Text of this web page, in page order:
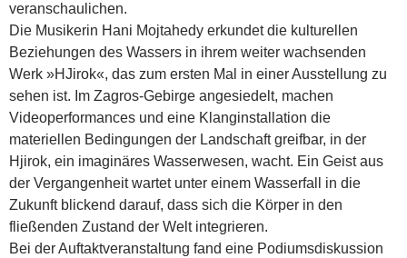
veranschaulichen.
Die Musikerin Hani Mojtahedy erkundet die kulturellen
Beziehungen des Wassers in ihrem weiter wachsenden
Werk »HJirok«, das zum ersten Mal in einer Ausstellung zu
sehen ist. Im Zagros-Gebirge angesiedelt, machen
Videoperformances und eine Klanginstallation die
materiellen Bedingungen der Landschaft greifbar, in der
Hjirok, ein imaginäres Wasserwesen, wacht. Ein Geist aus
der Vergangenheit wartet unter einem Wasserfall in die
Zukunft blickend darauf, dass sich die Körper in den
fließenden Zustand der Welt integrieren.
Bei der Auftaktveranstaltung fand eine Podiumsdiskussion